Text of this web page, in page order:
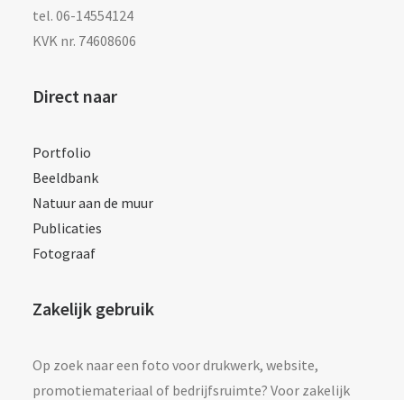
tel. 06-14554124
KVK nr. 74608606
Direct naar
Portfolio
Beeldbank
Natuur aan de muur
Publicaties
Fotograaf
Zakelijk gebruik
Op zoek naar een foto voor drukwerk, website,
promotiemateriaal of bedrijfsruimte? Voor zakelijk